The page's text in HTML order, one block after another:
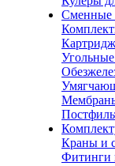
Сменные
Краны и
Фитинги